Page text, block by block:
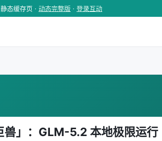
静态缓存页 · 动态完整版 · 登录互动
兽」：GLM-5.2 本地极限运行